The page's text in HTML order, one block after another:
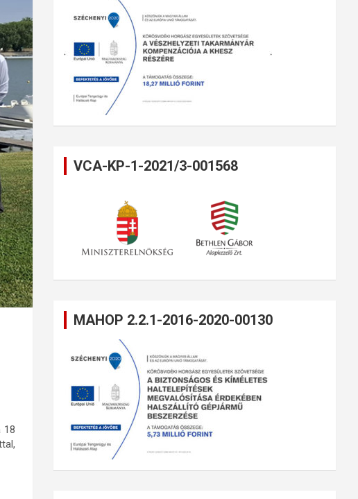
18
VCA-KP-1-2021/3-001568
MAHOP 2.2.1-2016-2020-00130